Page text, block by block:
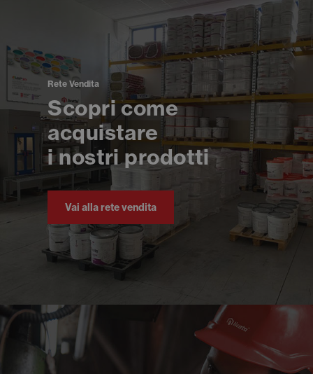
Rete Vendita
Scopri come
acquistare
i nostri prodotti
Vai alla rete vendita